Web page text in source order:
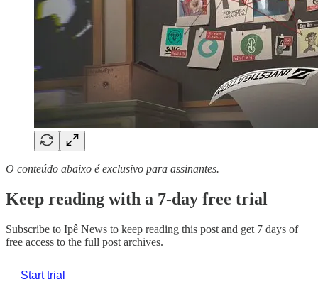
O conteúdo abaixo é exclusivo para assinantes.
Keep reading with a 7-day free trial
Subscribe to Ipê News to keep reading this post and get 7 days of
free access to the full post archives.
Start trial